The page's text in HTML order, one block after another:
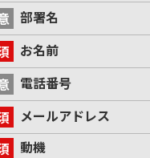
部署名
お名前
電話番号
メールアドレス
動機